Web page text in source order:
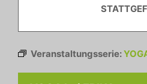
Veranstaltungsserie: